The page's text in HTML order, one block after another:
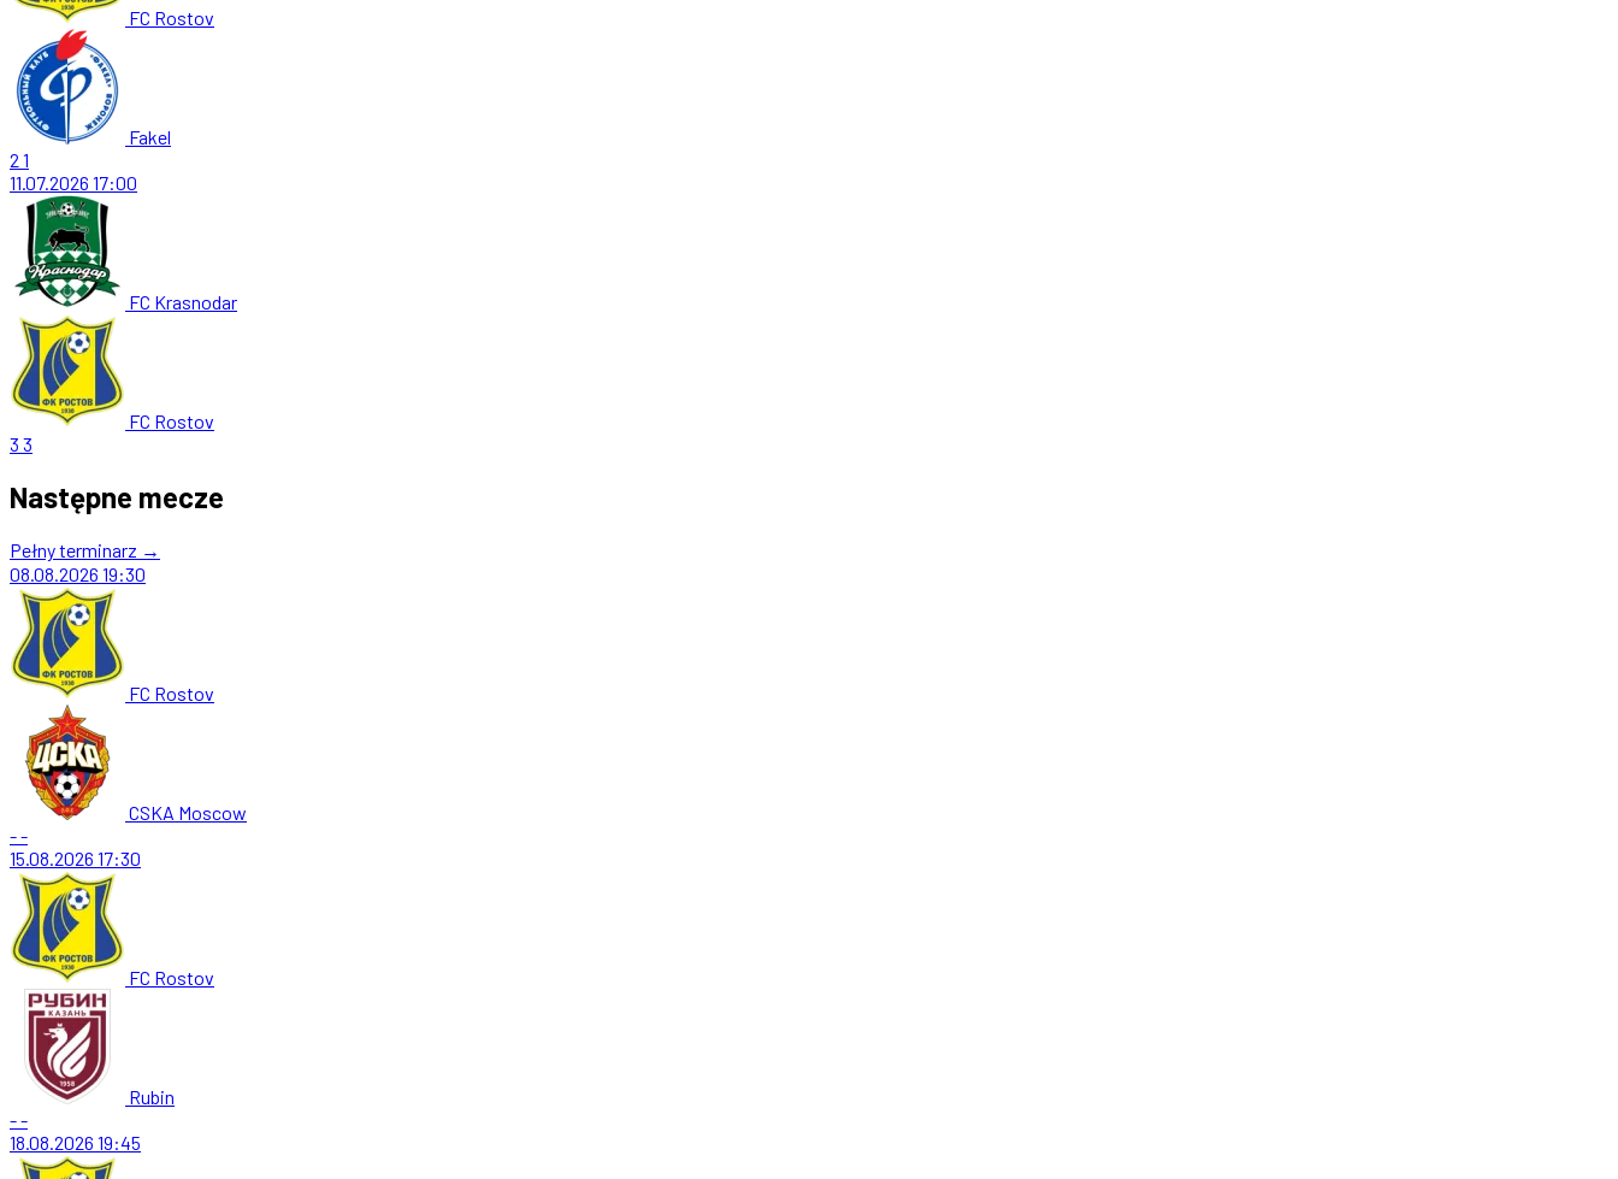
FC Rostov
Fakel
2 1
11.07.2026 17:00
FC Krasnodar
FC Rostov
3 3
Następne mecze
Pełny terminarz →
08.08.2026 19:30
FC Rostov
CSKA Moscow
--
15.08.2026 17:30
FC Rostov
Rubin
--
18.08.2026 19:45